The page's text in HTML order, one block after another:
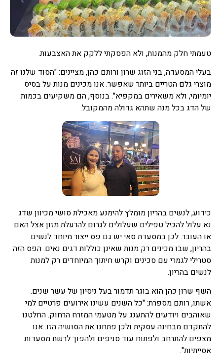
טעמתי חלק מהמנות, ולא הפסקתי ללקק את האצבעות.
בעלי המסעדה, בני הזוג שרון ורותם כהן, מציינים: "הסוד שלנו זה
מוצרי גלם הטריים ביותר שאפשר. אנו מכינים מנות על בסיס
יומיומי, ולא משאירים במקפיא". בנוסף, הם משקיעים בכמות
של הדג בכל מנה שתהא גדולה מהמקובל.
כידוע, לנשים בהריון מומלץ להימנע מאכילת סושי מכיוון שדג
נא עלול להכיל טפילים שעלולים לגרום להרעלת מזון אצל האם
או העובר. לכן במסעדת סאי יש גם פס ייצור מיוחד לנשים
בהריון, שבו מכינים רק מנות שאינן כוללות דגים נאים. הפס הזה
סטרילי לגמרי עם סכינים וקרש חיתוך המיוחדים רק למנות
לנשים בהריון.
השף שרון כהן הוא בוגר תדמור בעל ניסיון של עשר שנים.
אשתו, רותם מספרת: "כל השנים עשינו אירועים פרטיים למי
שאוהבים ויודעים להתענג על מטעמי המזרח הרחוק. החלטנו
להתקדם מבחינה עסקית ולכן פתחנו את הסושיה הזו. אנו
מצפים להתרחב ולפתוח עוד סניפים ולהפוך לרשת מסעדות
אסייתיות".